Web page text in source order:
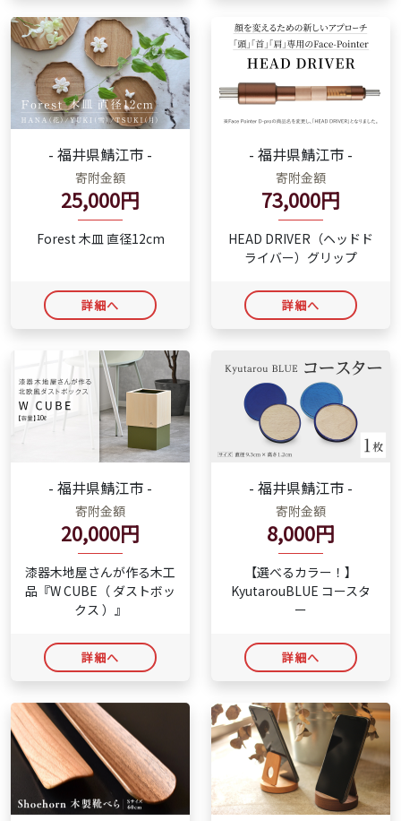
- 福井県鯖江市 -
寄附金額
25,000円
Forest 木皿 直径12cm
詳細へ
- 福井県鯖江市 -
寄附金額
73,000円
HEAD DRIVER（ヘッドド
ライバー）グリップ
詳細へ
- 福井県鯖江市 -
寄附金額
20,000円
漆器木地屋さんが作る木工
品『W CUBE（ ダストボッ
クス ）』
詳細へ
- 福井県鯖江市 -
寄附金額
8,000円
【選べるカラー！】
KyutarouBLUE コースタ
ー
詳細へ